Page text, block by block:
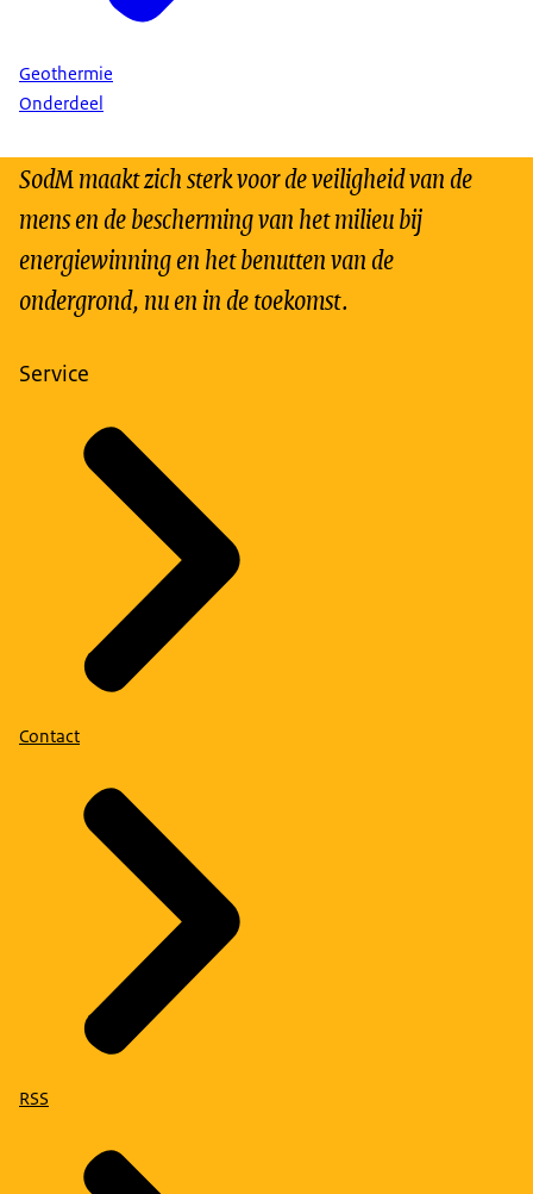
Geothermie
Onderdeel
SodM maakt zich sterk voor de veiligheid van de
mens en de bescherming van het milieu bij
energiewinning en het benutten van de
ondergrond, nu en in de toekomst.
Service
Contact
RSS